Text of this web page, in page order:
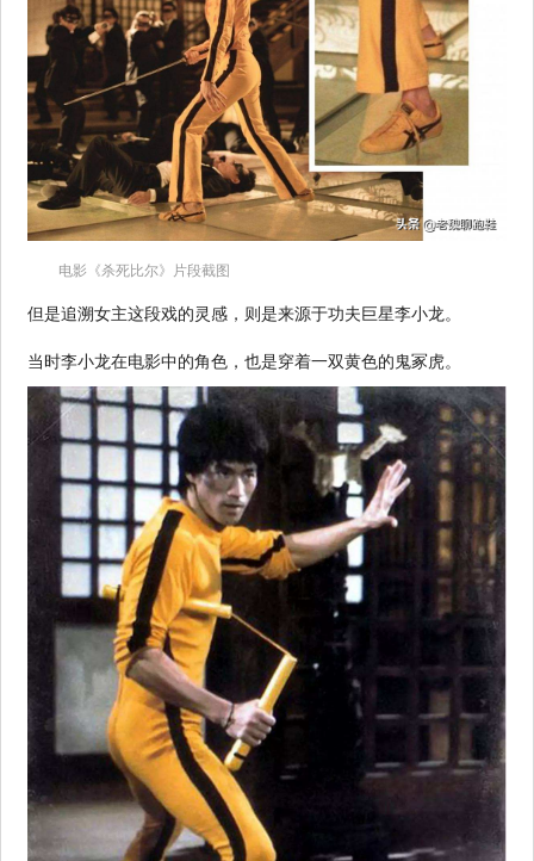
电影《杀死比尔》片段截图
但是追溯女主这段戏的灵感，则是来源于功夫巨星李小龙。
当时李小龙在电影中的角色，也是穿着一双黄色的鬼冢虎。